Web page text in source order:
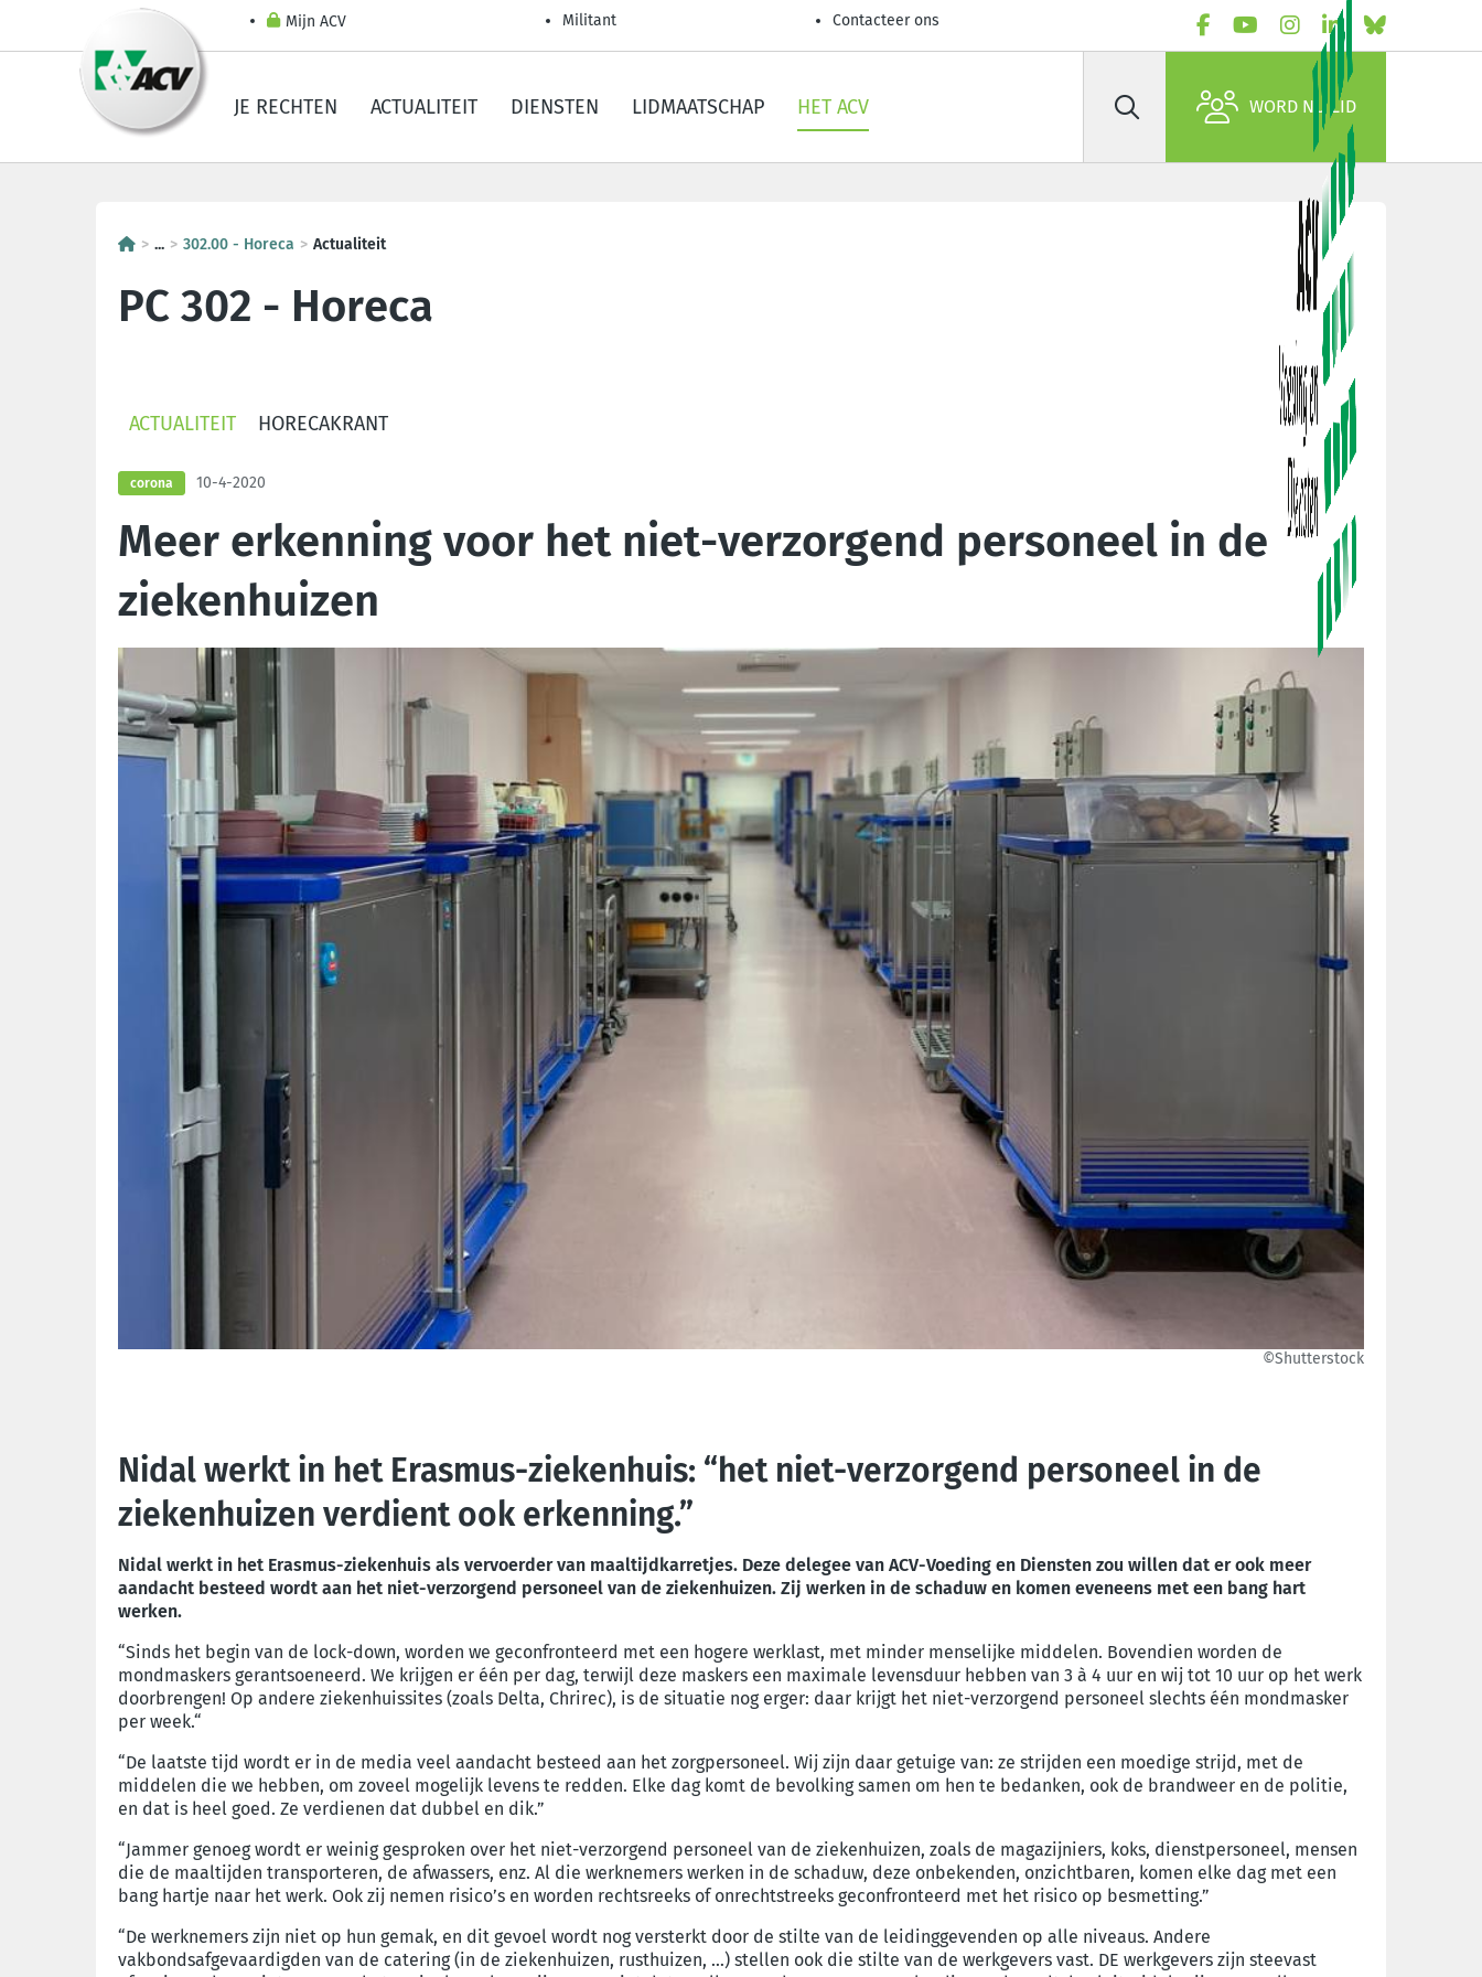
Mijn ACV Militant Contacteer ons
JE RECHTEN ACTUALITEIT DIENSTEN LIDMAATSCHAP HET ACV Zoek WORD NU LID
... 302.00 - Horeca Actualiteit
PC 302 - Horeca
ACTUALITEIT HORECAKRANT
corona 10-4-2020
Meer erkenning voor het niet-verzorgend personeel in de
ziekenhuizen
©Shutterstock
Nidal werkt in het Erasmus-ziekenhuis: “het niet-verzorgend personeel in de
ziekenhuizen verdient ook erkenning.”
Nidal werkt in het Erasmus-ziekenhuis als vervoerder van maaltijdkarretjes. Deze delegee van ACV-Voeding en Diensten zou willen dat er ook meer
aandacht besteed wordt aan het niet-verzorgend personeel van de ziekenhuizen. Zij werken in de schaduw en komen eveneens met een bang hart
werken.
“Sinds het begin van de lock-down, worden we geconfronteerd met een hogere werklast, met minder menselijke middelen. Bovendien worden de
mondmaskers gerantsoeneerd. We krijgen er één per dag, terwijl deze maskers een maximale levensduur hebben van 3 à 4 uur en wij tot 10 uur op het werk
doorbrengen! Op andere ziekenhuissites (zoals Delta, Chrirec), is de situatie nog erger: daar krijgt het niet-verzorgend personeel slechts één mondmasker
per week.“
“De laatste tijd wordt er in de media veel aandacht besteed aan het zorgpersoneel. Wij zijn daar getuige van: ze strijden een moedige strijd, met de
middelen die we hebben, om zoveel mogelijk levens te redden. Elke dag komt de bevolking samen om hen te bedanken, ook de brandweer en de politie,
en dat is heel goed. Ze verdienen dat dubbel en dik.”
“Jammer genoeg wordt er weinig gesproken over het niet-verzorgend personeel van de ziekenhuizen, zoals de magazijniers, koks, dienstpersoneel, mensen
die de maaltijden transporteren, de afwassers, enz. Al die werknemers werken in de schaduw, deze onbekenden, onzichtbaren, komen elke dag met een
bang hartje naar het werk. Ook zij nemen risico’s en worden rechtsreeks of onrechtstreeks geconfronteerd met het risico op besmetting.”
“De werknemers zijn niet op hun gemak, en dit gevoel wordt nog versterkt door de stilte van de leidinggevenden op alle niveaus. Andere
vakbondsafgevaardigden van de catering (in de ziekenhuizen, rusthuizen, …) stellen ook die stilte van de werkgevers vast. DE werkgevers zijn steevast